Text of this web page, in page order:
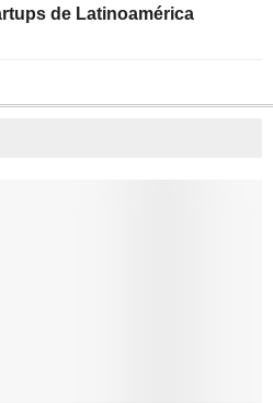
de Latinoamérica